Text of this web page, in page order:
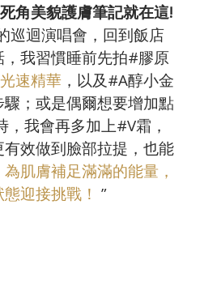
角美貌護膚筆記就在這!
巡迴演唱會，回到飯店
我習慣睡前先拍#膠原
速精華 ，以及#A醇小金
；或是偶爾想要增加點
，我會再多加上#V霜，
效做到臉部拉提，也能
為肌膚補足滿滿的能量，
迎接挑戰！ ”